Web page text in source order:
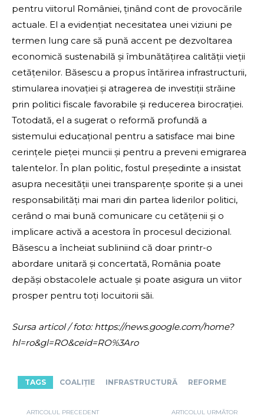
pentru viitorul României, ținând cont de provocările
actuale. El a evidențiat necesitatea unei viziuni pe
termen lung care să pună accent pe dezvoltarea
economică sustenabilă și îmbunătățirea calității vieții
cetățenilor. Băsescu a propus întărirea infrastructurii,
stimularea inovației și atragerea de investiții străine
prin politici fiscale favorabile și reducerea birocrației.
Totodată, el a sugerat o reformă profundă a
sistemului educațional pentru a satisface mai bine
cerințele pieței muncii și pentru a preveni emigrarea
talentelor. În plan politic, fostul președinte a insistat
asupra necesității unei transparențe sporite și a unei
responsabilități mai mari din partea liderilor politici,
cerând o mai bună comunicare cu cetățenii și o
implicare activă a acestora în procesul decizional.
Băsescu a încheiat subliniind că doar printr-o
abordare unitară și concertată, România poate
depăși obstacolele actuale și poate asigura un viitor
prosper pentru toți locuitorii săi.
Sursa articol / foto: https://news.google.com/home?
hl=ro&gl=RO&ceid=RO%3Aro
TAGS COALIȚIE INFRASTRUCTURĂ REFORME
ARTICOLUL PRECEDENT ARTICOLUL URMĂTOR